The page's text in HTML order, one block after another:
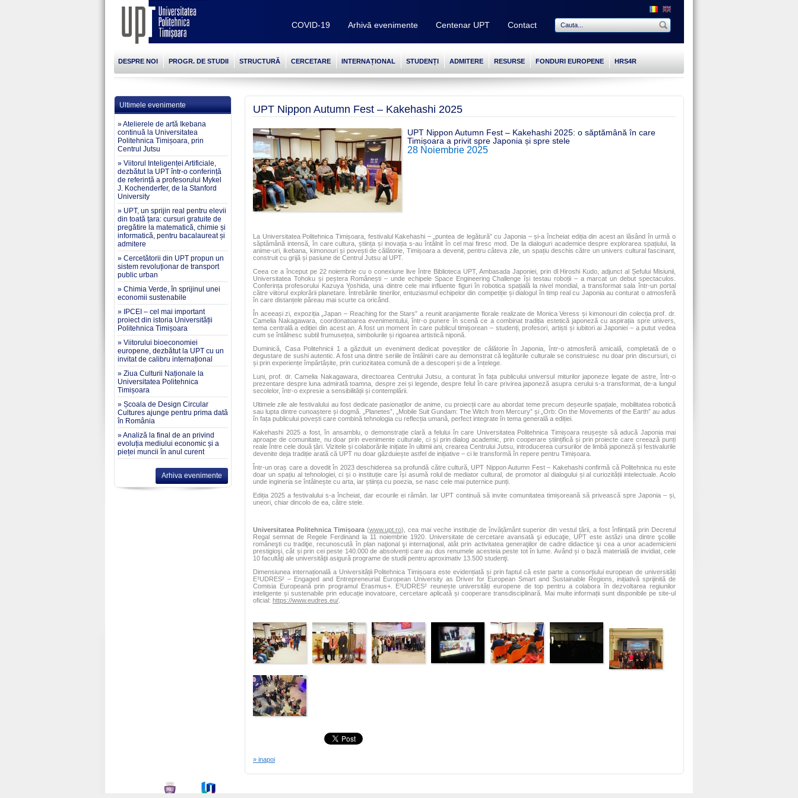
Contact
Centenar UPT
Arhivă evenimente
COVID-19
DESPRE NOI PROGR. DE STUDII STRUCTURĂ CERCETARE INTERNAȚIONAL STUDENȚI ADMITERE RESURSE FONDURI EUROPENE HRS4R
Ultimele evenimente
» Atelierele de artă Ikebana
continuă la Universitatea
Politehnica Timișoara, prin
Centrul Jutsu
» Viitorul Inteligenței Artificiale,
dezbătut la UPT într-o conferință
de referință a profesorului Mykel
J. Kochenderfer, de la Stanford
University
» UPT, un sprijin real pentru elevii
din toată țara: cursuri gratuite de
pregătire la matematică, chimie și
informatică, pentru bacalaureat și
admitere
» Cercetătorii din UPT propun un
sistem revoluționar de transport
public urban
» Chimia Verde, în sprijinul unei
economii sustenabile
» IPCEI – cel mai important
proiect din istoria Universității
Politehnica Timișoara
» Viitorului bioeconomiei
europene, dezbătut la UPT cu un
invitat de calibru internațional
» Ziua Culturii Naționale la
Universitatea Politehnica
Timișoara
» Școala de Design Circular
Cultures ajunge pentru prima dată
în România
» Analiză la final de an privind
evoluția mediului economic și a
pieței muncii în anul curent
Arhiva evenimente
UPT Nippon Autumn Fest – Kakehashi 2025
UPT Nippon Autumn Fest – Kakehashi 2025: o săptămână în care
Timișoara a privit spre Japonia și spre stele
28 Noiembrie 2025
La Universitatea Politehnica Timișoara, festivalul Kakehashi – „puntea de legătură” cu Japonia – și-a încheiat ediția din acest an lăsând în urmă o
săptămână intensă, în care cultura, știința și inovația s-au întâlnit în cel mai firesc mod. De la dialoguri academice despre explorarea spațiului, la
anime-uri, ikebana, kimonouri și povești de călătorie, Timișoara a devenit, pentru câteva zile, un spațiu deschis către un univers cultural fascinant,
construit cu grijă și pasiune de Centrul Jutsu al UPT.
Ceea ce a început pe 22 noiembrie cu o conexiune live între Biblioteca UPT, Ambasada Japoniei, prin dl Hiroshi Kudo, adjunct al Șefului Misiunii,
Universitatea Tohoku și peștera Românești – unde echipele Space Engineering Challenge își testau roboții – a marcat un debut spectaculos.
Conferința profesorului Kazuya Yoshida, una dintre cele mai influente figuri în robotica spațială la nivel mondial, a transformat sala într-un portal
către viitorul explorării planetare. Întrebările tinerilor, entuziasmul echipelor din competiție și dialogul în timp real cu Japonia au conturat o atmosferă
în care distanțele păreau mai scurte ca oricând.
În aceeași zi, expoziția „Japan – Reaching for the Stars” a reunit aranjamente florale realizate de Monica Veress și kimonouri din colecția prof. dr.
Camelia Nakagawara, coordonatoarea evenimentului, într-o punere în scenă ce a combinat tradiția estetică japoneză cu aspirația spre univers,
tema centrală a ediției din acest an. A fost un moment în care publicul timișorean – studenți, profesori, artiști și iubitori ai Japoniei – a putut vedea
cum se întâlnesc subtil frumusețea, simbolurile și rigoarea artistică niponă.
Duminică, Casa Politehnicii 1 a găzduit un eveniment dedicat poveștilor de călătorie în Japonia, într-o atmosferă amicală, completată de o
degustare de sushi autentic. A fost una dintre seriile de întâlniri care au demonstrat că legăturile culturale se construiesc nu doar prin discursuri, ci
și prin experiențe împărtășite, prin curiozitatea comună de a descoperi și de a înțelege.
Luni, prof. dr. Camelia Nakagawara, directoarea Centrului Jutsu, a conturat în fața publicului universul miturilor japoneze legate de astre, într-o
prezentare despre luna admirată toamna, despre zei și legende, despre felul în care privirea japoneză asupra cerului s-a transformat, de-a lungul
secolelor, într-o expresie a sensibilității și contemplării.
Ultimele zile ale festivalului au fost dedicate pasionaților de anime, cu proiecții care au abordat teme precum deșeurile spațiale, mobilitatea robotică
sau lupta dintre cunoaștere și dogmă. „Planetes”, „Mobile Suit Gundam: The Witch from Mercury” și „Orb: On the Movements of the Earth” au adus
în fața publicului povești care combină tehnologia cu reflecția umană, perfect integrate în tema generală a ediției.
Kakehashi 2025 a fost, în ansamblu, o demonstrație clară a felului în care Universitatea Politehnica Timișoara reușește să aducă Japonia mai
aproape de comunitate, nu doar prin evenimente culturale, ci și prin dialog academic, prin cooperare științifică și prin proiecte care creează punți
reale între cele două țări. Vizitele și colaborările inițiate în ultimii ani, crearea Centrului Jutsu, introducerea cursurilor de limbă japoneză și festivalurile
devenite deja tradiție arată că UPT nu doar găzduiește astfel de inițiative – ci le transformă în repere pentru Timișoara.
Într-un oraș care a dovedit în 2023 deschiderea sa profundă către cultură, UPT Nippon Autumn Fest – Kakehashi confirmă că Politehnica nu este
doar un spațiu al tehnologiei, ci și o instituție care își asumă rolul de mediator cultural, de promotor al dialogului și al curiozității intelectuale. Acolo
unde ingineria se întâlnește cu arta, iar știința cu poezia, se nasc cele mai puternice punți.
Ediția 2025 a festivalului s-a încheiat, dar ecourile ei rămân. Iar UPT continuă să invite comunitatea timișoreană să privească spre Japonia – și,
uneori, chiar dincolo de ea, către stele.
Universitatea Politehnica Timișoara(www.upt.ro), cea mai veche instituție de învățământ superior din vestul țării, a fost înființată prin Decretul
Regal semnat de Regele Ferdinand la 11 noiembrie 1920. Universitate de cercetare avansată şi educaţie, UPT este astăzi una dintre şcolile
româneşti cu tradiţie, recunoscută în plan naţional şi internaţional, atât prin activitatea generaţiilor de cadre didactice şi cea a unor academicieni
prestigioşi, cât și prin cei peste 140.000 de absolvenți care au dus renumele acesteia peste tot în lume. Având și o bază materială de invidiat, cele
10 facultăţi ale universităţii asigură programe de studii pentru aproximativ 13.500 studenţi.
Dimensiunea internațională a Universității Politehnica Timișoara este evidențiată și prin faptul că este parte a consorțiului european de universități
E³UDRES² – Engaged and Entrepreneurial European University as Driver for European Smart and Sustainable Regions, inițiativă sprijinită de
Comisia Europeană prin programul Erasmus+. E³UDRES² reunește universități europene de top pentru a colabora în dezvoltarea regiunilor
inteligente și sustenabile prin educație inovatoare, cercetare aplicată și cooperare transdisciplinară. Mai multe informații sunt disponibile pe site-ul
oficial: https://www.eudres.eu/
» inapoi